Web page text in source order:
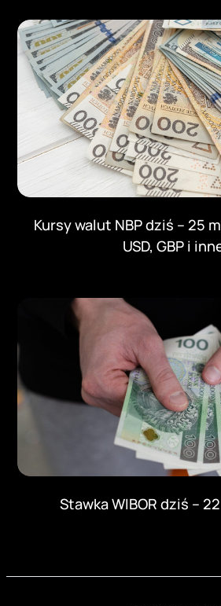
Kursy walut NBP dziś – 25
USD, GBP i
Stawka WIBOR dziś –